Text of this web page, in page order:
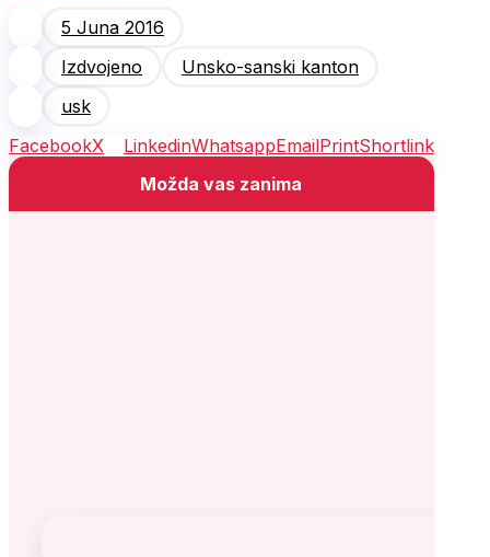
5 Juna 2016
Izdvojeno
Unsko-sanski kanton
usk
FacebookX LinkedinWhatsappEmailPrintShortlink
Možda vas zanima